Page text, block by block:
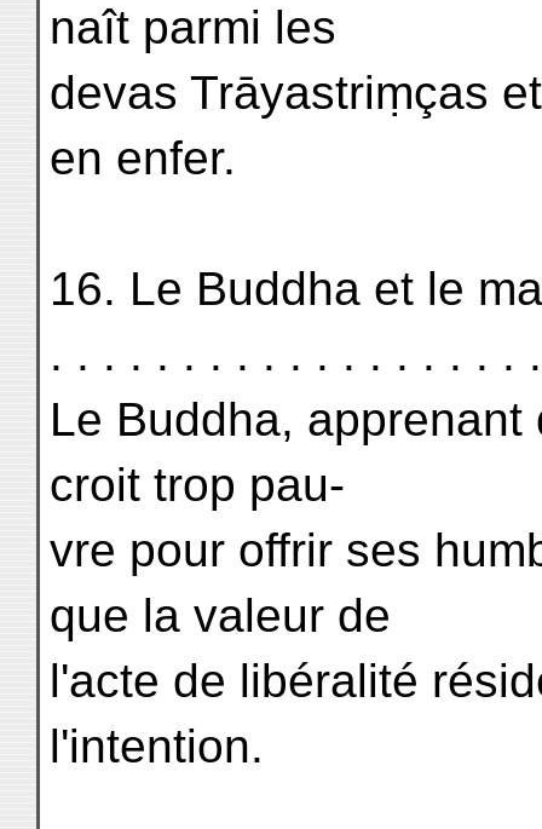
naît parmi les
devas Trāyastriṃças
en enfer.
16. Le Buddha et le
. . . . . . . . . . . . . . . . . .
Le Buddha,
croit trop pau-
vre pour offrir ses
que la valeur de
l'acte de libéralité
l'intention.